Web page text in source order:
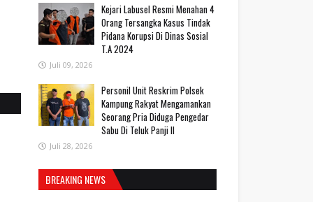
‎Kejari Labusel Resmi Menahan 4
Orang Tersangka Kasus Tindak
Pidana Korupsi Di Dinas Sosial
T.A 2024
Juli 09, 2026
Personil Unit Reskrim Polsek
Kampung Rakyat Mengamankan
Seorang Pria Diduga Pengedar
Sabu Di Teluk Panji II
Juli 28, 2026
BREAKING NEWS